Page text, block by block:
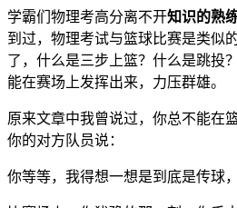
学霸们物理考高分离不开知识的熟
到过，物理考试与篮球比赛是类似
了，什么是三步上篮？什么是跳投
能在赛场上发挥出来，力压群雄。
原来文章中我曾说过，你总不能在
你的对方队员说：
你等等，我得想一想是到底是传球